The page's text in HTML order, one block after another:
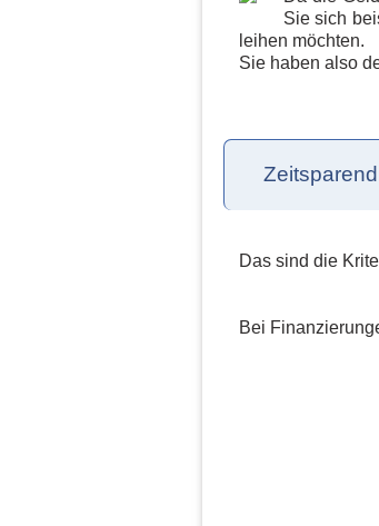
Sie sich
leihen möchten.
Sie haben also
Das sind die
Bei